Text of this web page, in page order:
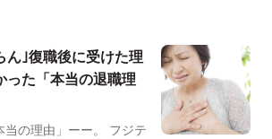
ん｣復職後に受けた理
た「本当の退職理
理由」ーー。 フジテ